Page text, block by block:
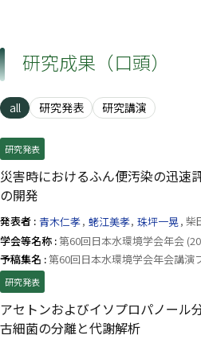
研究成果（口頭）
all 研究発表 研究講演
研究発表
災害時におけるふん便汚染の迅速
の開発
発表者 : 青木仁孝, 蛯江美孝, 珠坪一晃, 柴
学会等名称 :第60回日本水環境学会年会
予稿集名 :第60回日本水環境学会年会講演
研究発表
アセトンおよびイソプロパノール
古細菌の分離と代謝解析